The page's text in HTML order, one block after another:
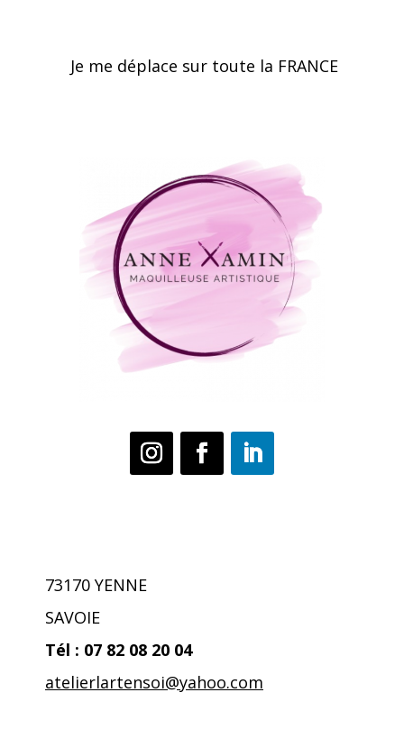
Je me déplace sur toute la FRANCE
73170 YENNE
SAVOIE
Tél : 07 82 08 20 04
atelierlartensoi@yahoo.com